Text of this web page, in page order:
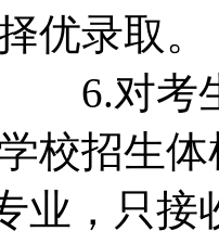
择优录取
6.对考
学校招
业，只